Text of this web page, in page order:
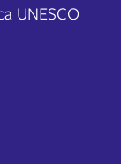
UNESCO